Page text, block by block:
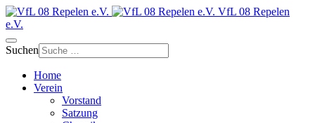
VfL 08 Repelen
e.V.
Suchen
Home
Verein
Vorstand
Satzung